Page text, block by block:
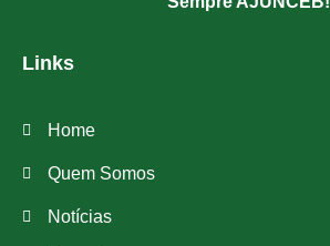
Links
Home
Quem Somos
Notícias